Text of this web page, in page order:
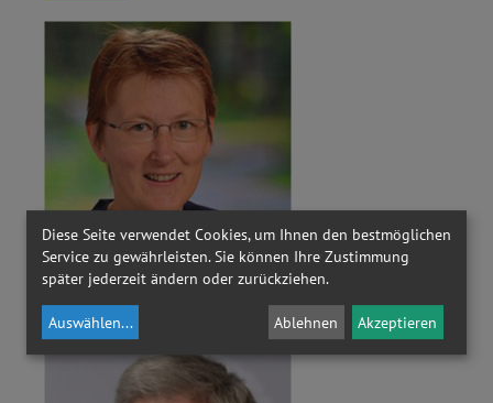
ELISABETH
PERNKOPF
Diese Seite verwendet Cookies, um Ihnen den bestmöglichen
Service zu gewährleisten. Sie können Ihre Zustimmung
später jederzeit ändern oder zurückziehen.
Auswählen... Ablehnen Akzeptieren